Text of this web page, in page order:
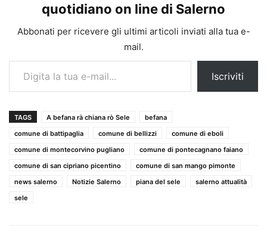
quotidiano on line di Salerno
Abbonati per ricevere gli ultimi articoli inviati alla tua e-
mail.
Digita la tua e-mail...
Iscriviti
TAGS A befana rà chiana rò Sele
befana
comune di battipaglia
comune di bellizzi
comune di eboli
comune di montecorvino pugliano
comune di pontecagnano faiano
comune di san cipriano picentino
comune di san mango pimonte
news salerno
Notizie Salerno piana del sele
salerno attualità
sele